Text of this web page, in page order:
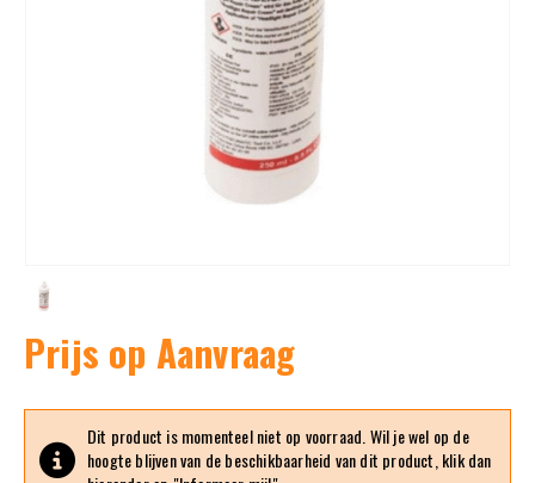
Prijs op Aanvraag
Dit product is momenteel niet op voorraad. Wil je wel op de
hoogte blijven van de beschikbaarheid van dit product, klik dan